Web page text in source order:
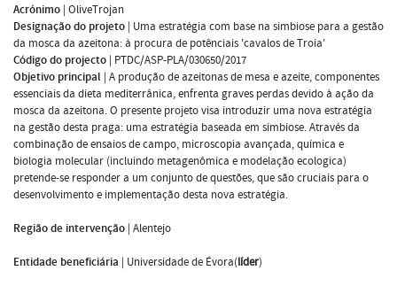
Acrónimo | OliveTrojan
Designação do projeto | Uma estratégia com base na simbiose para a gestão
da mosca da azeitona: à procura de potênciais 'cavalos de Troia'
Código do projecto | PTDC/ASP-PLA/030650/2017
Objetivo principal | A produção de azeitonas de mesa e azeite, componentes
essenciais da dieta mediterrânica, enfrenta graves perdas devido à ação da
mosca da azeitona. O presente projeto visa introduzir uma nova estratégia
na gestão desta praga: uma estratégia baseada em simbiose. Através da
combinação de ensaios de campo, microscopia avançada, química e
biologia molecular (incluindo metagenômica e modelação ecologica)
pretende-se responder a um conjunto de questões, que são cruciais para o
desenvolvimento e implementação desta nova estratégia.
Região de intervenção | Alentejo
Entidade beneficiária | Universidade de Évora(líder)